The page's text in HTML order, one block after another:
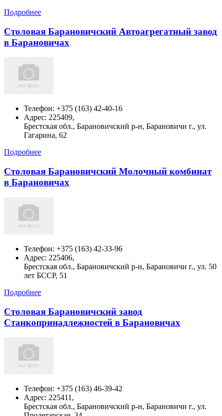
Подробнее
Столовая Барановичский Автоагрегатный завод
в Барановичах
Телефон: +375 (163) 42-40-16
Адрес: 225409,
Брестская обл., Барановичский р-н, Барановичи г., ул.
Гагарина, 62
Подробнее
Столовая Барановичский Молочный комбинат
в Барановичах
Телефон: +375 (163) 42-33-96
Адрес: 225406,
Брестская обл., Барановичский р-н, Барановичи г., ул. 50
лет БССР, 51
Подробнее
Столовая Барановичский завод
Станкопринадлежностей в Барановичах
Телефон: +375 (163) 46-39-42
Адрес: 225411,
Брестская обл., Барановичский р-н, Барановичи г., ул.